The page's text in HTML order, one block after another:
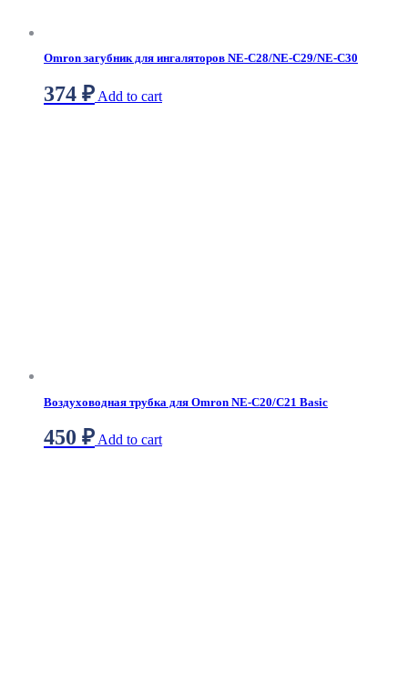
Omron загубник для ингаляторов NE-C28/NE-C29/NE-C30
374 ₽ Add to cart
Воздуховодная трубка для Omron NE-C20/C21 Basic
450 ₽ Add to cart